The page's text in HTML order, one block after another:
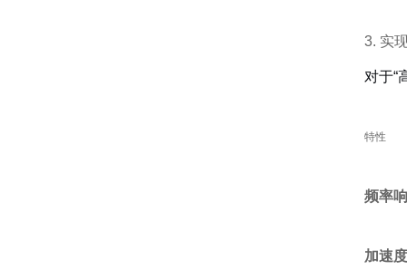
3. 实
对于“
特性
频率
加速度